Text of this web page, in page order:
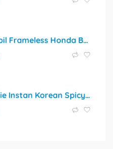
Wiper Mobil Frameless Honda Brio Satya Sepasang Bosch Clear Advantage
Sedaap Mie Instan Korean Spicy Chicken: Rasakan Sensasi Pedas Autentik Ala Korea!